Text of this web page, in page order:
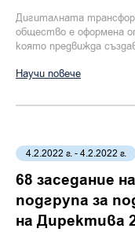
Дигиталната
общество е оформена
която предвижда
Научи повече
4.2.2022 г. - 4.2.2022 г.
68 заседание
подгрупа за
на Директива